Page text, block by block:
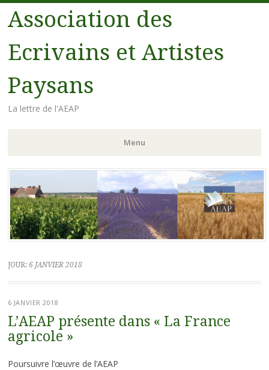
Association des
Ecrivains et Artistes
Paysans
La lettre de l'AEAP
Menu
Aller au contenu principal
JOUR: 6 JANVIER 2018
6 JANVIER 2018
L’AEAP présente dans « La France
agricole »
Poursuivre l’œuvre de l’AEAP